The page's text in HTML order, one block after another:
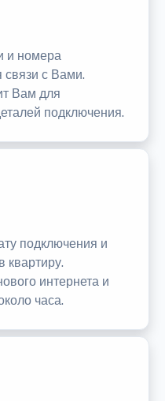
и номера
связи с Вами.
Вам для
подключения.
подключения и
квартиру.
интернета и
часа.